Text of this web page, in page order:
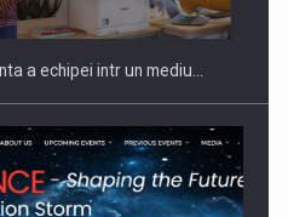
a echipei intr un mediu…